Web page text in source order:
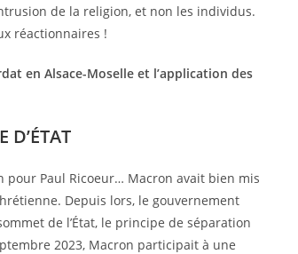
de la religion, et non les individus.
réactionnaires !
en Alsace-Moselle et l’application des
D’ÉTAT
pour Paul Ricoeur… Macron avait bien mis
Depuis lors, le gouvernement
de l’État, le principe de séparation
2023, Macron participait à une